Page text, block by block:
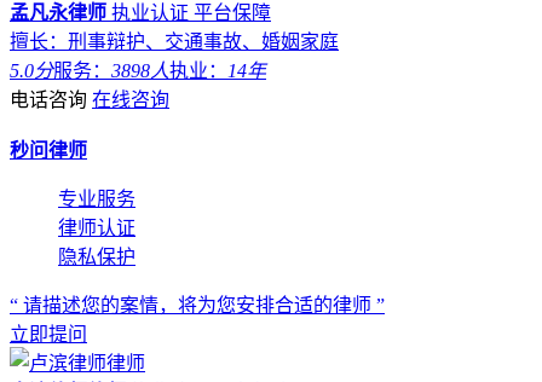
孟凡永律师 执业认证 平台保障
擅长：刑事辩护、交通事故、婚姻家庭
5.0分服务： 3898人执业：
14年
电话咨询 在线咨询
秒问律师
专业服务
律师认证
隐私保护
“ 请描述您的案情，将为您安排合适的律师 ”
立即提问